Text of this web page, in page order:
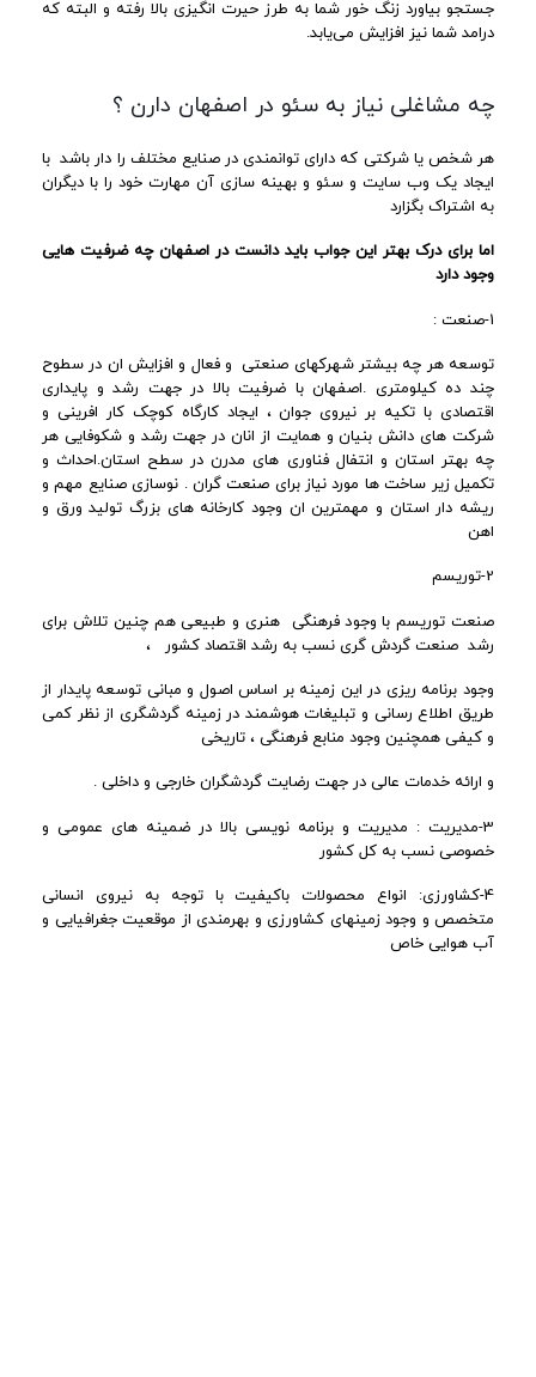
جستجو بیاورد زنگ خور شما به طرز حیرت انگیزی بالا رفته و البته که
درامد شما نیز افزایش می‌یابد.
چه مشاغلی نیاز به سئو در اصفهان دارن ؟
هر شخص یا شرکتی که دارای توانمندی در صنایع مختلف را دار باشد با
ایجاد یک وب سایت و سئو و بهینه سازی آن مهارت خود را با دیگران
به اشتراک بگزارد
اما برای درک بهتر این جواب باید دانست در اصفهان چه ضرفیت هایی
وجود دارد
1-صنعت :
توسعه هر چه بیشتر شهرکهای صنعتی و فعال و افزایش ان در سطوح
چند ده کیلومتری .اصفهان با ضرفیت بالا در جهت رشد و پایداری
اقتصادی با تکیه بر نیروی جوان ، ایجاد کارگاه کوچک کار افرینی و
شرکت های دانش بنیان و همایت از انان در جهت رشد و شکوفایی هر
چه بهتر استان و انتفال فناوری های مدرن در سطح استان.احداث و
تکمیل زیر ساخت ها مورد نیاز برای صنعت گران . نوسازی صنایع مهم و
ریشه دار استان و مهمترین ان وجود کارخانه های بزرگ تولید ورق و
اهن
2-توریسم
صنعت توريسم با وجود فرهنگی هنری و طبيعی هم چنین تلاش برای
رشد صنعت گردش گری نسب به رشد اقتصاد کشور ،
وجود برنامه ریزی در این زمینه بر اساس اصول و مبانی توسعه پایدار از
طریق اطلاع رسانی و تبلیغات هوشمند در زمینه گردشگری از نظر کمی
و کیفی همچنین وجود منابع فرهنگی ، تاریخی
و ارائه خدمات عالی در جهت رضایت گردشگران خارجی و داخلی .
3-مدیریت : مدیریت و برنامه نویسی بالا در ضمینه های عمومی و
خصوصی نسب به کل کشور
4-کشاورزی: انواع محصولات باکیفیت با توجه به نیروی انسانی
متخصص و وجود زمینهای کشاورزی و بهرمندی از موقعیت جغرافیایی و
آب هوایی خاص